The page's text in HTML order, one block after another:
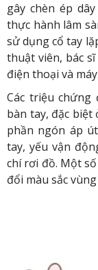
gây chèn ép
thực hành lâm
sử dụng cổ tay
thuật viên, bác
điện thoại và
Các triệu
bàn tay, đặc
phần ngón áp
tay, yếu vận
chí rơi đồ. Một
đổi màu sắc